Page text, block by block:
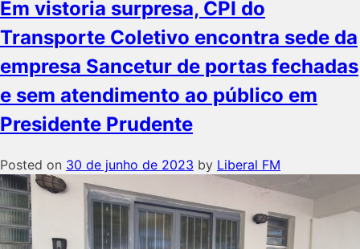
Em vistoria surpresa, CPI do
Transporte Coletivo encontra sede da
empresa Sancetur de portas fechadas
e sem atendimento ao público em
Presidente Prudente
Posted on 30 de junho de 2023 by Liberal FM